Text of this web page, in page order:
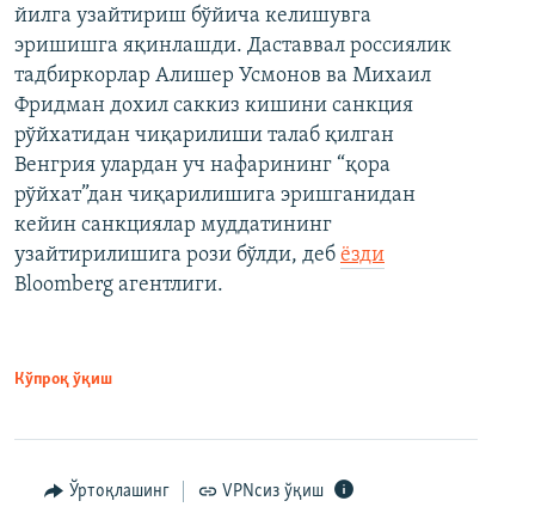
йилга узайтириш бўйича келишувга
эришишга яқинлашди. Даставвал россиялик
тадбиркорлар Алишер Усмонов ва Михаил
Фридман дохил саккиз кишини санкция
рўйхатидан чиқарилиши талаб қилган
Венгрия улардан уч нафарининг “қора
рўйхат”дан чиқарилишига эришганидан
кейин санкциялар муддатининг
узайтирилишига рози бўлди, деб ёзди
Bloomberg агентлиги.
Кўпроқ ўқиш
Ўртоқлашинг VPNсиз ўқиш